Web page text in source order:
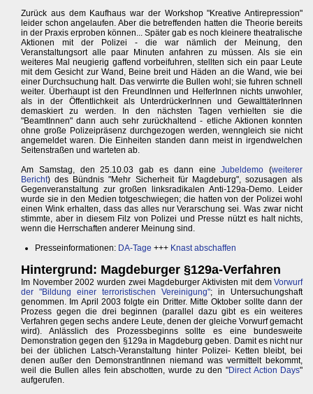
Zurück aus dem Kaufhaus war der Workshop "Kreative Antirepression"
leider schon angelaufen. Aber die betreffenden hatten die Theorie bereits
in der Praxis erproben können... Später gab es noch kleinere theatralische
Aktionen mit der Polizei - die war nämlich der Meinung, den
Veranstaltungsort alle paar Minuten anfahren zu müssen. Als sie ein
weiteres Mal neugierig gaffend vorbeifuhren, stellten sich ein paar Leute
mit dem Gesicht zur Wand, Beine breit und Häden an die Wand, wie bei
einer Durchsuchung halt. Das verwirrte die Bullen wohl; sie fuhren schnell
weiter. Überhaupt ist den FreundInnen und HelferInnen nichts unwohler,
als in der Öffentlichkeit als UnterdrückerInnen und GewalttäterInnen
demaskiert zu werden. In den nächsten Tagen verhielten sie die
"BeamtInnen" dann auch sehr zurückhaltend - etliche Aktionen konnten
ohne große Polizeipräsenz durchgezogen werden, wenngleich sie nicht
angemeldet waren. Die Einheiten standen dann meist in irgendwelchen
Seitenstraßen und warteten ab.
Am Samstag, den 25.10.03 gab es dann eineJubeldemo (weiterer
Bericht) des Bündnis "Mehr Sicherheit für Magdeburg", sozusagen als
Gegenveranstaltung zur großen linksradikalen Anti-129a-Demo. Leider
wurde sie in den Medien totgeschwiegen; die hatten von der Polizei wohl
einen Wink erhalten, dass das alles nur Verarschung sei. Was zwar nicht
stimmte, aber in diesem Filz von Polizei und Presse nützt es halt nichts,
wenn die Herrschaften anderer Meinung sind.
Presseinformationen: DA-Tage +++ Knast abschaffen
Hintergrund: Magdeburger §129a-Verfahren
Im November 2002 wurden zwei Magdeburger Aktivisten mit demVorwurf
der "Bildung einer terroristischen Vereinigung"; in Untersuchungshaft
genommen. Im April 2003 folgte ein Dritter. Mitte Oktober sollte dann der
Prozess gegen die drei beginnen (parallel dazu gibt es ein weiteres
Verfahren gegen sechs andere Leute, denen der gleiche Vorwurf gemacht
wird). Anlässlich des Prozessbeginns sollte es eine bundesweite
Demonstration gegen den §129a in Magdeburg geben. Damit es nicht nur
bei der üblichen Latsch-Veranstaltung hinter Polizei- Ketten bleibt, bei
denen außer den DemonstrantInnen niemand was vermittelt bekommt,
weil die Bullen alles fein abschotten, wurde zu den "Direct Action Days"
aufgerufen.